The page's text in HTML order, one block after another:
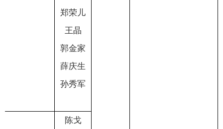
郑荣儿
王晶
郭金家
薛庆生
孙秀军
陈戈